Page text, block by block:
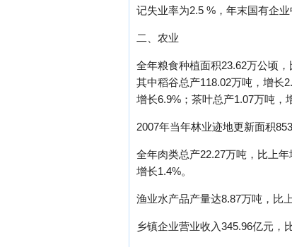
记失业率为2.5 %，年末国有企
二、农业
全年粮食种植面积23.62万公顷
其中稻谷总产118.02万吨，增长
增长6.9%；茶叶总产1.07万吨，
2007年当年林业迹地更新面积
全年肉类总产22.27万吨，比上
增长1.4%。
渔业水产品产量达8.87万吨，比
乡镇企业营业收入345.96亿元，